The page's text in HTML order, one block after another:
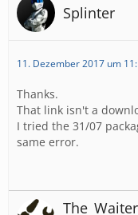
Splinter
11. Dezember 2017 um
Thanks.
That link isn't a
I tried the 31/07
same error.